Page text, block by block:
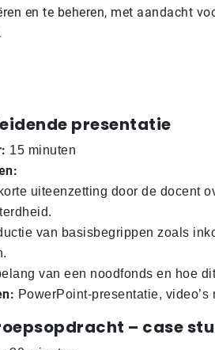
en te beheren, met aandacht
presentatie
15 minuten
uiteenzetting door de docent
van basisbegrippen zoals
van een noodfonds en hoe
PowerPoint-presentatie,
– case